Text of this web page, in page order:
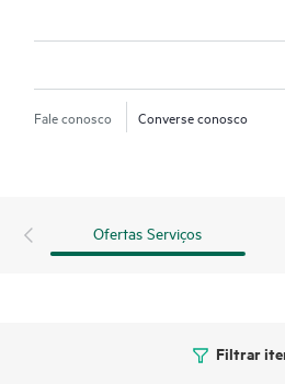
Fale conosco Converse conosco
Ofertas Serviços
Filtrar